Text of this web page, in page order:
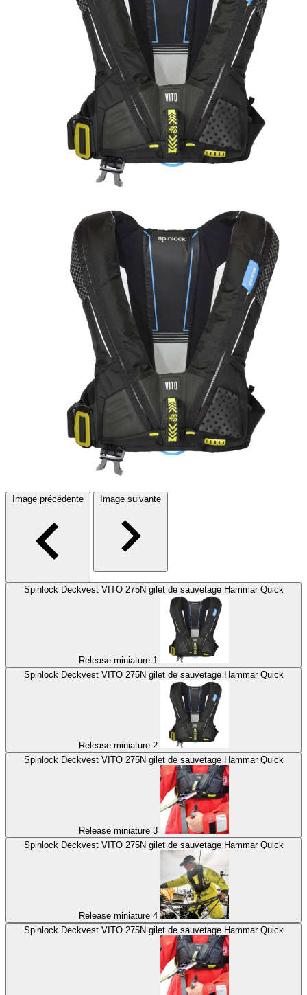
Image précédente Image suivante
Spinlock Deckvest VITO 275N gilet de sauvetage Hammar Quick
Release miniature 1
Spinlock Deckvest VITO 275N gilet de sauvetage Hammar Quick
Release miniature 2
Spinlock Deckvest VITO 275N gilet de sauvetage Hammar Quick
Release miniature 3
Spinlock Deckvest VITO 275N gilet de sauvetage Hammar Quick
Release miniature 4
Spinlock Deckvest VITO 275N gilet de sauvetage Hammar Quick